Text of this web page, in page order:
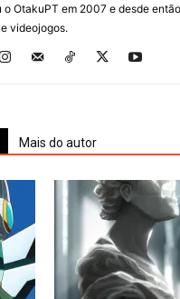
o OtakuPT em 2007 e desde
videojogos.
Mais do autor